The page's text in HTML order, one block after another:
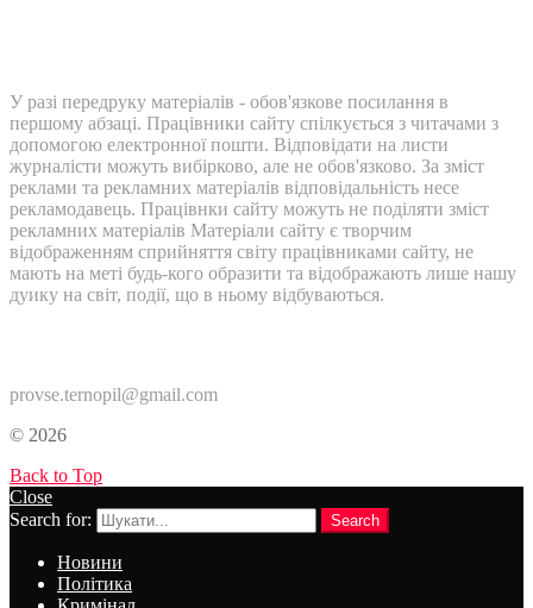
У разі передруку матеріалів - обов'язкове посилання в
першому абзаці. Працівники сайту спілкується з читачами з
допомогою електронної пошти. Відповідати на листи
журналісти можуть вибірково, але не обов'язково. За зміст
реклами та рекламних матеріалів відповідальність несе
рекламодавець. Працівнки сайту можуть не поділяти зміст
рекламних матеріалів Матеріали сайту є творчим
відображенням сприйняття світу працівниками сайту, не
мають на меті будь-кого образити та відображають лише нашу
дуику на світ, події, що в ньому відбуваються.
provse.ternopil@gmail.com
© 2026
Back to Top
Close
Search for:
Search
Новини
Політика